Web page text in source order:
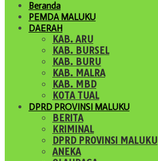
Beranda
PEMDA MALUKU
DAERAH
KAB. ARU
KAB. BURSEL
KAB. BURU
KAB. MALRA
KAB. MBD
KOTA TUAL
DPRD PROVINSI MALUKU
BERITA
KRIMINAL
DPRD PROVINSI MALUKU
ANEKA